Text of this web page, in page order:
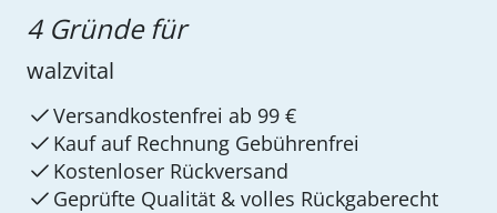
4 Gründe für
walzvital
Versandkostenfrei ab 99 €
Kauf auf Rechnung Gebührenfrei
Kostenloser Rückversand
Geprüfte Qualität & volles Rückgaberecht